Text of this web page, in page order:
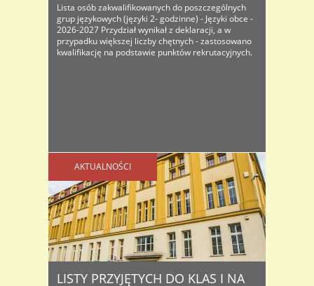
Lista osób zakwalifikowanych do poszczególnych
grup językowych (języki 2- godzinne) - Języki obce -
2026-2027 Przydział wynikał z deklaracji, a w
przypadku większej liczby chętnych - zastosowano
kwalifikację na podstawie punktów rekrutacyjnych.
AKTUALNOŚCI
LISTY PRZYJĘTYCH DO KLAS I NA